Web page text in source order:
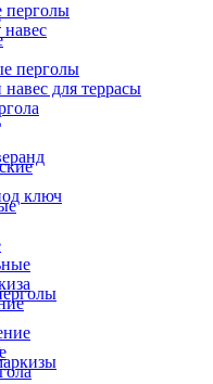
перголы
перголы
для террасы
ключ